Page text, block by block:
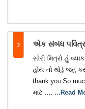
2 એક સંબંધ
સોરી મિત્રો હું
હોય તો થોડું જતું
thank you So
માટે .... ...Read